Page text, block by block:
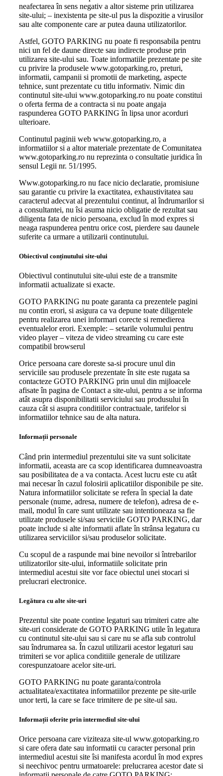
neafectarea în sens negativ a altor sisteme prin utilizarea
site-ului; – inexistenta pe site-ul pus la dispozitie a virusilor
sau alte componente care ar putea dauna utilizatorilor.
Astfel, GOTO PARKING nu poate fi responsabila pentru
nici un fel de daune directe sau indirecte produse prin
utilizarea site-ului sau. Toate informatiile prezentate pe site
cu privire la produsele www.gotoparking.ro, preturi,
informatii, campanii si promotii de marketing, aspecte
tehnice, sunt prezentate cu titlu informativ. Nimic din
continutul site-ului www.gotoparking.ro nu poate constitui
o oferta ferma de a contracta si nu poate angaja
raspunderea GOTO PARKING în lipsa unor acorduri
ulterioare.
Continutul paginii web www.gotoparking.ro, a
informatiilor si a altor materiale prezentate de Comunitatea
www.gotoparking.ro nu reprezinta o consultatie juridica în
sensul Legii nr. 51/1995.
Www.gotoparking.ro nu face nicio declaratie, promisiune
sau garantie cu privire la exactitatea, exhaustivitatea sau
caracterul adecvat al prezentului continut, al îndrumarilor si
a consultantei, nu îsi asuma nicio obligatie de rezultat sau
diligenta fata de nicio persoana, exclud în mod expres si
neaga raspunderea pentru orice cost, pierdere sau daunele
suferite ca urmare a utilizarii continutului.
Obiectivul conținutului site-ului
Obiectivul continutului site-ului este de a transmite
informatii actualizate si exacte.
GOTO PARKING nu poate garanta ca prezentele pagini
nu contin erori, si asigura ca va depune toate diligentele
pentru realizarea unei informari corecte si remedierea
eventualelor erori. Exemple: – setarile volumului pentru
video player – viteza de video streaming cu care este
compatibil browserul
Orice persoana care doreste sa-si procure unul din
serviciile sau produsele prezentate în site este rugata sa
contacteze GOTO PARKING prin unul din mijloacele
afisate în pagina de Contact a site-ului, pentru a se informa
atât asupra disponibilitatii serviciului sau produsului în
cauza cât si asupra conditiilor contractuale, tarifelor si
informatiilor tehnice sau de alta natura.
Informații personale
Când prin intermediul prezentului site va sunt solicitate
informatii, aceasta are ca scop identificarea dumneavoastra
sau posibilitatea de a va contacta. Acest lucru este cu atât
mai necesar în cazul folosirii aplicatiilor disponibile pe site.
Natura informatiilor solicitate se refera în special la date
personale (nume, adresa, numere de telefon), adresa de e-
mail, modul în care sunt utilizate sau intentioneaza sa fie
utilizate produsele si/sau serviciile GOTO PARKING, dar
poate include si alte informatii aflate în strânsa legatura cu
utilizarea serviciilor si/sau produselor solicitate.
Cu scopul de a raspunde mai bine nevoilor si întrebarilor
utilizatorilor site-ului, informatiile solicitate prin
intermediul acestui site vor face obiectul unei stocari si
prelucrari electronice.
Legătura cu alte site-uri
Prezentul site poate contine legaturi sau trimiteri catre alte
site-uri considerate de GOTO PARKING utile în legatura
cu continutul site-ului sau si care nu se afla sub controlul
sau îndrumarea sa. În cazul utilizarii acestor legaturi sau
trimiteri se vor aplica conditiile generale de utilizare
corespunzatoare acelor site-uri.
GOTO PARKING nu poate garanta/controla
actualitatea/exactitatea informatiilor prezente pe site-urile
unor terti, la care se face trimitere de pe site-ul sau.
Informații oferite prin intermediul site-ului
Orice persoana care viziteaza site-ul www.gotoparking.ro
si care ofera date sau informatii cu caracter personal prin
intermediul acestui site îsi manifesta acordul în mod expres
si neechivoc pentru urmatoarele: prelucrarea acestor date si